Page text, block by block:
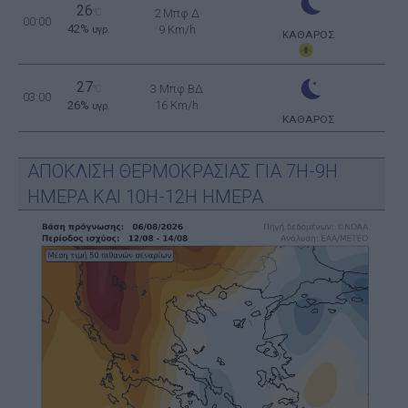
00:00
26
42% υγρ.
2 Μπφ Δ
9 Km/h
ΚΑΘΑΡΟΣ
03:00
27
26% υγρ.
3 Μπφ ΒΔ
16 Km/h
ΚΑΘΑΡΟΣ
ΑΠΟΚΛΙΣΗ ΘΕΡΜΟΚΡΑΣΙΑΣ ΓΙΑ 7Η-9Η
ΗΜΕΡΑ ΚΑΙ 10Η-12Η ΗΜΕΡΑ